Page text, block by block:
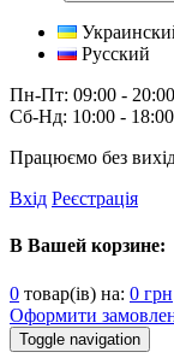
Русский
Пн-Пт: 09:00 - 20:00
Сб-Нд: 10:00 - 18:00
Працюємо без
Вхід Реєстрація
В Вашей корзине:
0 товар(ів) на: 0 грн
Оформити
Toggle navigation